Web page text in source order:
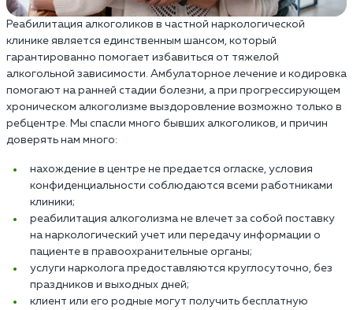
Реабилитация алкоголиков в частной наркологической
клинике является единственным шансом, который
гарантированно помогает избавиться от тяжелой
алкогольной зависимости. Амбулаторное лечение и кодировка
помогают на ранней стадии болезни, а при прогрессирующем
хроническом алкоголизме выздоровление возможно только в
ребцентре. Мы спасли много бывших алкоголиков, и причин
доверять нам много:
нахождение в центре не предается огласке, условия
конфиденциальности соблюдаются всеми работниками
клиники;
реабилитация алкоголизма не влечет за собой поставку
на наркологический учет или передачу информации о
пациенте в правоохранительные органы;
услуги нарколога предоставляются круглосуточно, без
праздников и выходных дней;
клиент или его родные могут получить бесплатную